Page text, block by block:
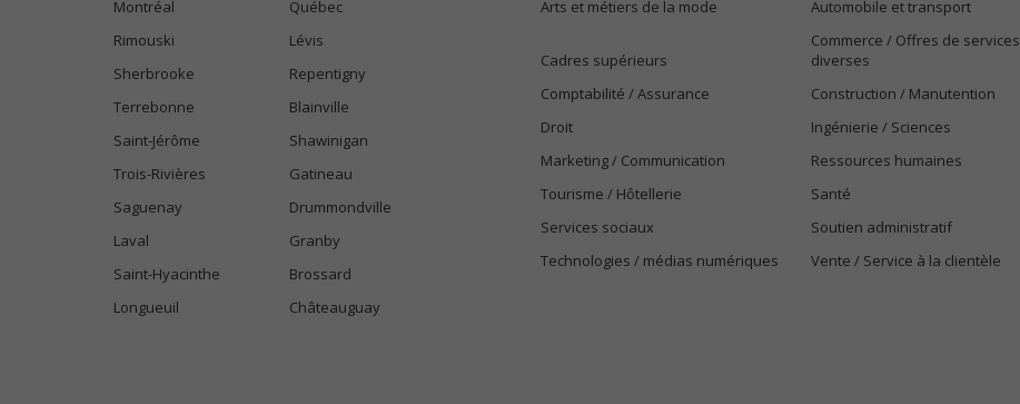
Montréal
Québec
Rimouski
Lévis
Sherbrooke
Repentigny
Terrebonne
Blainville
Saint-Jérôme
Shawinigan
Trois-Rivières
Gatineau
Saguenay
Drummondville
Laval
Granby
Saint-Hyacinthe
Brossard
Longueuil
Châteauguay
Arts et métiers de la mode Automobile et transport
Cadres supérieurs
Commerce / Offres de services
diverses
Comptabilité / Assurance
Construction / Manutention
Droit
Ingénierie / Sciences
Marketing / Communication
Ressources humaines
Tourisme / Hôtellerie
Santé
Services sociaux
Soutien administratif
Technologies / médias numériques
Vente / Service à la clientèle